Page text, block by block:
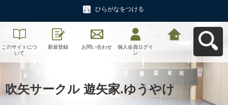
ひらがなをつける
このサイトにつ
いて
新規登録 お問い合わせ
個人会員ログイ
ン
吹矢サークル 遊矢家.ゆうやけ